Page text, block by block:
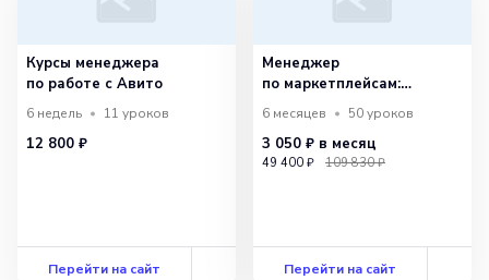
Курсы менеджера
по работе с Авито
6 недель 11 уроков
12 800 ₽
Перейти на сайт
Менеджер
по маркетплейсам:
расширенный
6 месяцев 50уроков
3 050 ₽ в месяц
49 400 ₽ 109 830 ₽
Перейти на сайт